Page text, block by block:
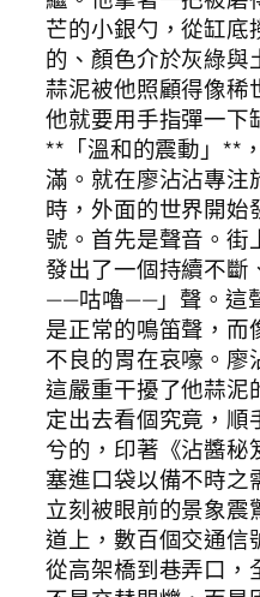
芒的小銀勺，從缸底
的、顏色介於灰綠與
蒜泥被他照顧得像稀
他就要用手指彈一下
**「溫和的震動」**
滿。就在廖沾沾專注
時，外面的世界開始
號。首先是聲音。街
發出了一個持續不斷
——咕嚕——」聲。這
是正常的鳴笛聲，而
不良的胃在哀嚎。廖
這嚴重干擾了他蒜泥
定出去看個究竟，順
兮的，印著《沾醬秘
塞進口袋以備不時之
立刻被眼前的景象震
道上，數百個交通信
從高架橋到巷弄口，